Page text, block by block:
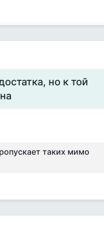
но к той
таких мимо